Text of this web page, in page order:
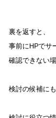
裏を返すと、
事前にHPでサ
確認できない
検討の候補に